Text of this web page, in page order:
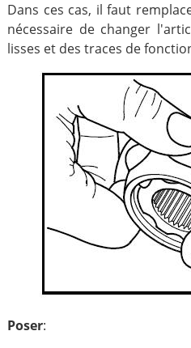
Dans ces cas, il faut
nécessaire de changer
lisses et des traces de
Poser: